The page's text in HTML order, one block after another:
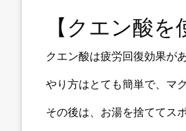
【クエン酸を
クエン酸は疲労回復効果が
やり方はとても簡単で、マ
その後は、お湯を捨ててス